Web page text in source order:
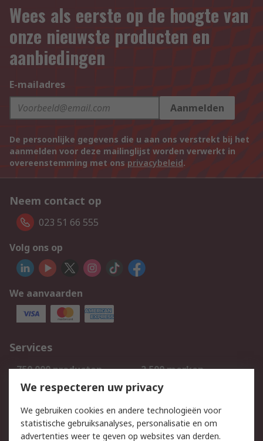
Wees als eerste op de hoogte van
onze nieuwste producten en
aanbiedingen
E-mailadres
Aanmelden
De persoonlijke gegevens die u aan ons verstrekt bij het
aanmelden voor deze mailinglijst worden verwerkt in
overeenstemming met ons privacybeleid.
Neem contact op
023 51 66 555
Volg ons op
We aanvaarden
Services
750.000 producten
2.500 merken
Bestellen
Inkoopoplossingen
Track & Trace
We respecteren uw privacy
We gebruiken cookies en andere technologieën voor
statistische gebruiksanalyses, personalisatie en om
advertenties weer te geven op websites van derden.